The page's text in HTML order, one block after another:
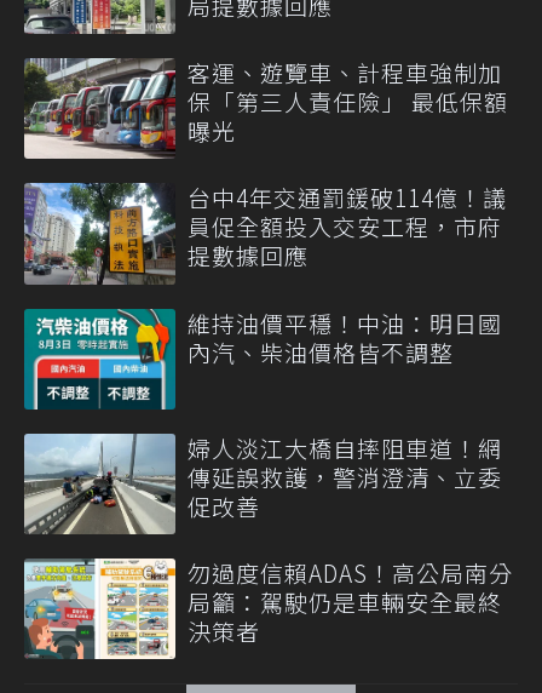
客運、遊覽車、計程車強制加
保「第三人責任險」 最低保額
曝光
台中4年交通罰鍰破114億！議
員促全額投入交安工程，市府
提數據回應
維持油價平穩！中油：明日國
內汽、柴油價格皆不調整
婦人淡江大橋自摔阻車道！網
傳延誤救護，警消澄清、立委
促改善
勿過度信賴ADAS！高公局南分
局籲：駕駛仍是車輛安全最終
決策者